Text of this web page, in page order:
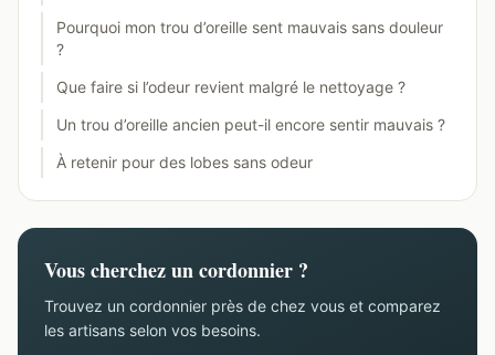
Pourquoi mon trou d’oreille sent mauvais sans douleur
?
Que faire si l’odeur revient malgré le nettoyage ?
Un trou d’oreille ancien peut-il encore sentir mauvais ?
À retenir pour des lobes sans odeur
Vous cherchez un cordonnier ?
Trouvez un cordonnier près de chez vous et comparez
les artisans selon vos besoins.